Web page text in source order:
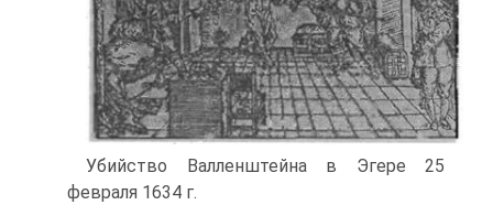
Убийство Валленштейна в Эгере 25
февраля 1634 г.